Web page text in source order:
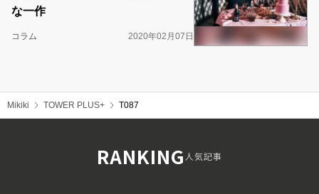
な一作
コラム 2020年02月07日
Mikiki TOWER PLUS+ T087
RANKING人気記事